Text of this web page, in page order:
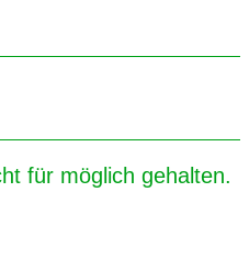
für möglich gehalten.